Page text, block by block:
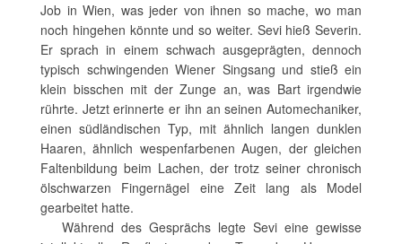
Job in Wien, was jeder von ihnen so mache, wo man
noch hingehen könnte und so weiter. Sevi hieß Severin.
Er sprach in einem schwach ausgeprägten, dennoch
typisch schwingenden Wiener Singsang und stieß ein
klein bisschen mit der Zunge an, was Bart irgendwie
rührte. Jetzt erinnerte er ihn an seinen Automechaniker,
einen südländischen Typ, mit ähnlich langen dunklen
Haaren, ähnlich wespenfarbenen Augen, der gleichen
Faltenbildung beim Lachen, der trotz seiner chronisch
ölschwarzen Fingernägel eine Zeit lang als Model
gearbeitet hatte.
Während des Gesprächs legte Sevi eine gewisse